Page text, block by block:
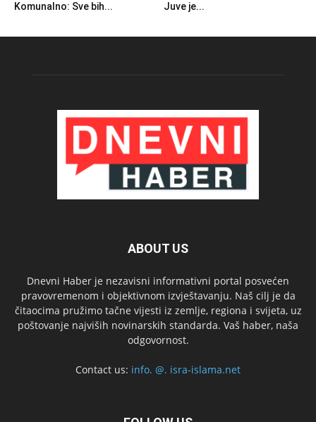
Komunalno: Sve bih...
Juve je...
ABOUT US
Dnevni Haber je nezavisni informativni portal posvećen
pravovremenom i objektivnom izvještavanju. Naš cilj je da
čitaocima pružimo tačne vijesti iz zemlje, regiona i svijeta, uz
poštovanje najviših novinarskih standarda. Vaš haber, naša
odgovornost.
Contact us: info. @. isra-islama.net